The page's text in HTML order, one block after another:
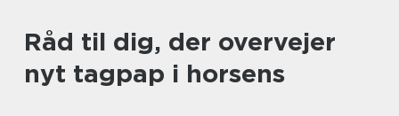
Råd til dig, der overvejer
nyt tagpap i horsens